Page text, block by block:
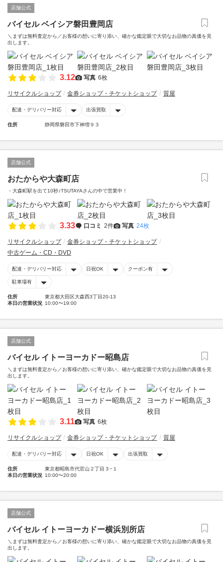
店舗公式
バイセル ベイシア磐田豊岡店
＼まずは無料査定から／お客様の想いに寄り添い、確かな鑑定眼で大切なお品物の真価を見
出します。
3.12 写真 6枚
リサイクルショップ 金券ショップ・チケットショップ 質屋
配達・デリバリー対応 出張買取
住所 静岡県磐田市下神増９３
店舗公式
おたからや大森町店
・大森町駅を出て10秒♪TSUTAYAさんの中で営業中！
3.33 口コミ 2件 写真 24枚
リサイクルショップ
金券ショップ・チケットショップ
中古ゲーム・CD・DVD
配達・デリバリー対応 日祝OK クーポン有
駐車場有
住所
東京都大田区大森西3丁目20-13
本日の営業状況 10:00〜19:00
店舗公式
バイセル イトーヨーカドー昭島店
＼まずは無料査定から／お客様の想いに寄り添い、確かな鑑定眼で大切なお品物の真価を見
出します。
3.11 写真 6枚
リサイクルショップ 金券ショップ・チケットショップ 質屋
配達・デリバリー対応 日祝OK 出張買取
住所
東京都昭島市代官山２丁目３−１
本日の営業状況 10:00〜20:00
店舗公式
バイセル イトーヨーカドー横浜別所店
＼まずは無料査定から／お客様の想いに寄り添い、確かな鑑定眼で大切なお品物の真価を見
出します。